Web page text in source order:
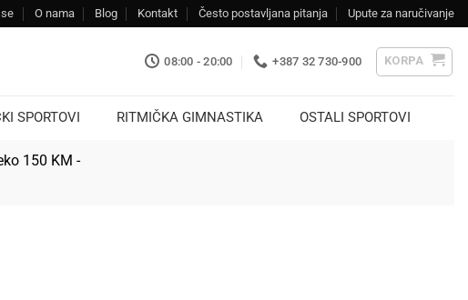
O nama Blog Kontakt Često postavljana pitanja Upute za naručivanje
08:00 - 20:00 +387 32 730-900 KORPA
SPORTOVI RITMIČKA GIMNASTIKA OSTALI SPORTOVI
150 KM -